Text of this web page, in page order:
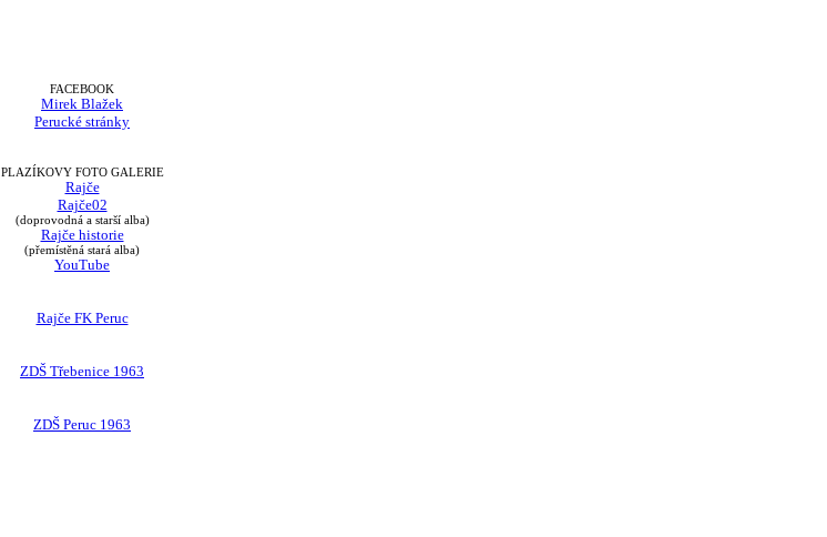
FACEBOOK
Mirek Blažek
Perucké stránky
PLAZÍKOVY FOTO GALERIE
Rajče
Rajče02
(doprovodná a starší alba)
Rajče historie
(přemístěná stará alba)
YouTube
Rajče FK Peruc
ZDŠ Třebenice 1963
ZDŠ Peruc 1963